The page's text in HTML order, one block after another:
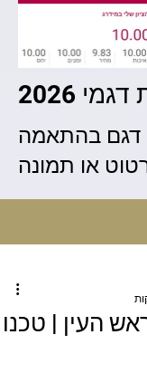
2026
דגם בהתאמה
העין | טכנו